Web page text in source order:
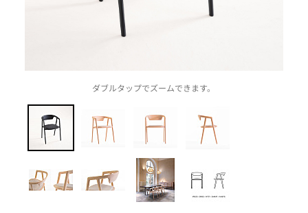
ダブルタップでズームできます。